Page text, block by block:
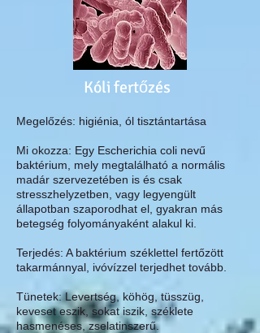
Kóli fertőzés
Megelőzés: higiénia, ól tisztántartása
Mi okozza: Egy Escherichia coli nevű
baktérium, mely megtalálható a normális
madár szervezetében is és csak
stresszhelyzetben, vagy legyengült
állapotban szaporodhat el, gyakran más
betegség folyományaként alakul ki.
Terjedés: A baktérium széklettel fertőzött
takarmánnyal, ivóvízzel terjedhet tovább.
Tünetek:Levertség, köhög, tüsszüg,
keveset eszik, sokat iszik, széklete
hasmenéses, zselatinszerű.